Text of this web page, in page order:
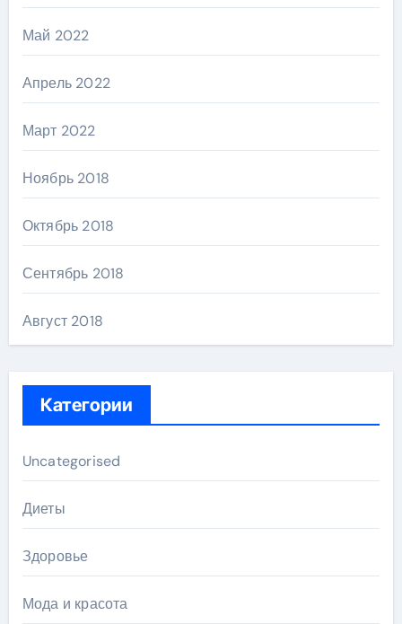
Май 2022
Апрель 2022
Март 2022
Ноябрь 2018
Октябрь 2018
Сентябрь 2018
Август 2018
Категории
Uncategorised
Диеты
Здоровье
Мода и красота